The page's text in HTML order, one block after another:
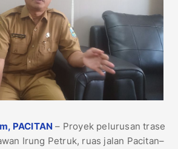
PACITAN – Proyek pelurusan trase
Irung Petruk, ruas jalan Pacitan–